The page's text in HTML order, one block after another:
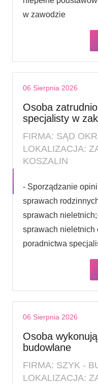
w zawodzie
06 Sierpnia 2026
Osoba
specjalisty w
FIRMA: SĄD
LOKALIZACJA:
KOSZALIN
- Sporządzanie
sprawach
sprawach
sprawach nieletnich
poradnictwa
06 Sierpnia 2026
Osoba
budowlane
FIRMA: SZYK -
LOKALIZACJA: